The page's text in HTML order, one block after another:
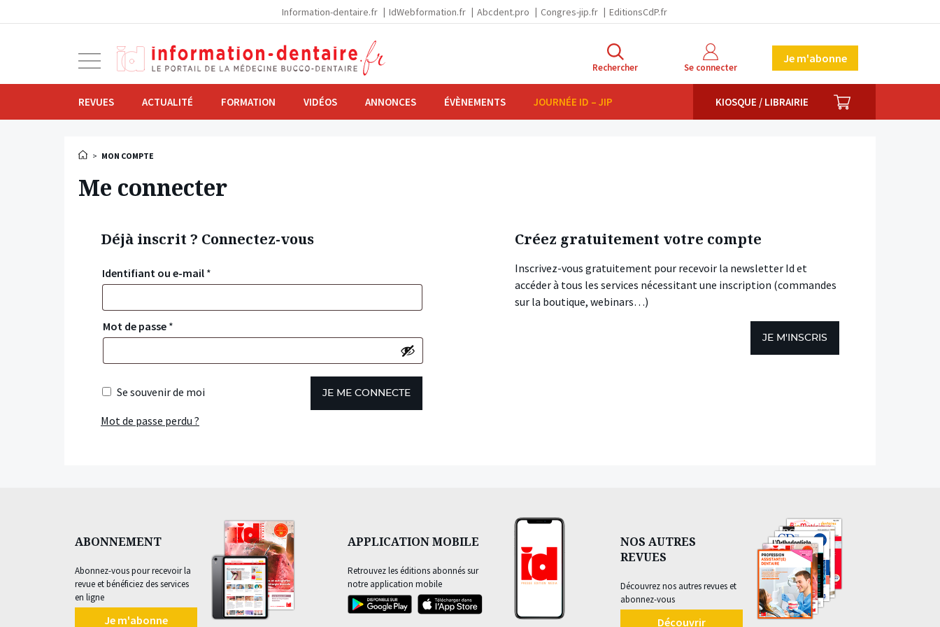
Information-dentaire.fr IdWebformation.fr Abcdent.pro Congres-jip.fr EditionsCdP.fr
navigation
Rechercher Se connecter
Je m'abonne
REVUES ACTUALITÉ FORMATION VIDÉOS ANNONCES ÉVÈNEMENTS JOURNÉE ID – JIP KIOSQUE / LIBRAIRIE PANIER
> MON COMPTE
Me connecter
Déjà inscrit ? Connectez-vous
Identifiant ou e-mail *
Mot de passe *
Se souvenir de moi JE ME CONNECTE
Mot de passe perdu ?
Créez gratuitement votre compte
Inscrivez-vous gratuitement pour recevoir la newsletter Id et
accéder à tous les services nécessitant une inscription (commandes
sur la boutique, webinars…)
JE M'INSCRIS
ABONNEMENT
Abonnez-vous pour recevoir la
revue et bénéficiez des services
en ligne
Je m'abonne
APPLICATION MOBILE
Retrouvez les éditions abonnés sur
notre application mobile
NOS AUTRES
REVUES
Découvrez nos autres revues et
abonnez-vous
Découvrir